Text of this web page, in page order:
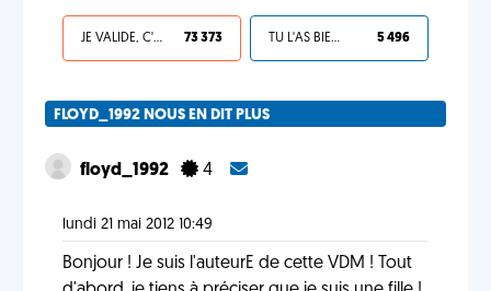
JE VALIDE, C'EST UNE VDM 73 373 TU L'AS BIEN MÉRITÉ 5 496
FLOYD_1992 NOUS EN DIT PLUS
floyd_1992 4
lundi 21 mai 2012 10:49
Bonjour ! Je suis l'auteurE de cette VDM ! Tout